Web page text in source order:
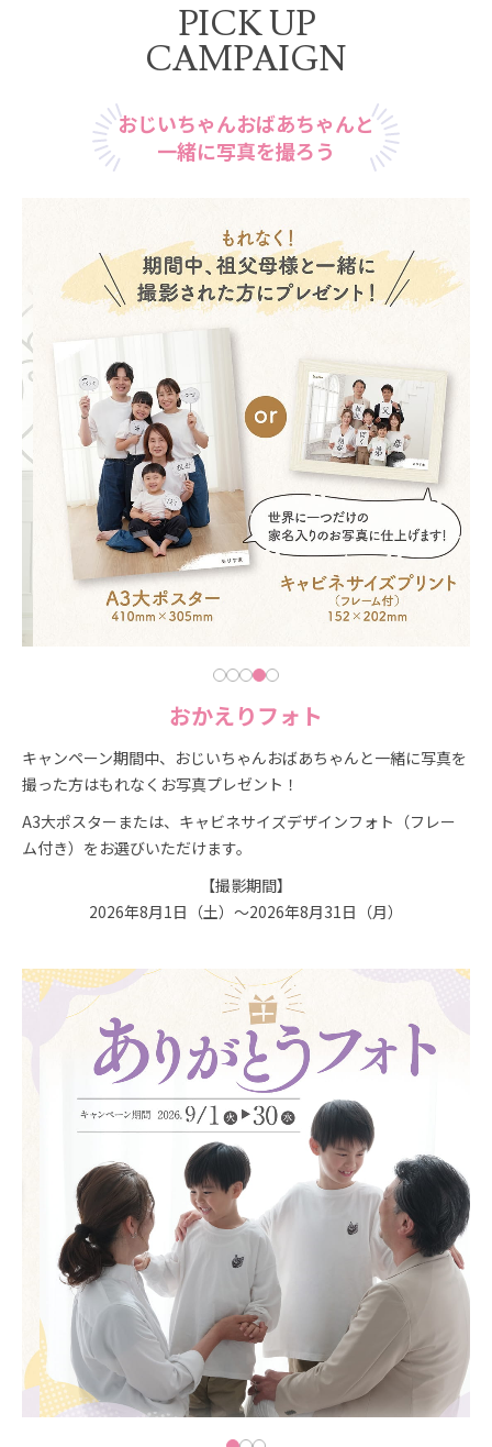
PICK UP
CAMPAIGN
おじいちゃんおばあちゃんと
一緒に写真を撮ろう
おかえりフォト
キャンペーン期間中、おじいちゃんおばあちゃんと一緒に写真を
撮った方はもれなくお写真プレゼント！
A3大ポスターまたは、キャビネサイズデザインフォト（フレー
ム付き）をお選びいただけます。
【撮影期間】
2026年8月1日（土）～2026年8月31日（月）